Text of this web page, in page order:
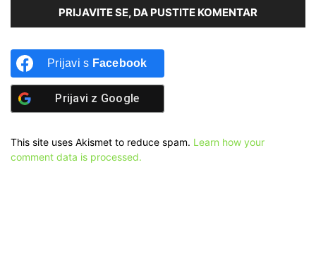
PRIJAVITE SE, DA PUSTITE KOMENTAR
Prijavi s Facebook
Prijavi z Google
This site uses Akismet to reduce spam. Learn how your
comment data is processed.